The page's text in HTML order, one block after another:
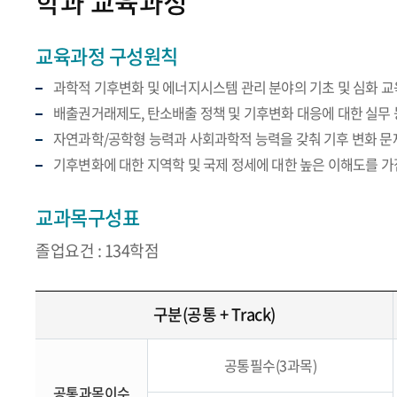
교육과정 구성원칙
과학적 기후변화 및 에너지시스템 관리 분야의 기초 및 심화
배출권거래제도, 탄소배출 정책 및 기후변화 대응에 대한 실
자연과학/공학형 능력과 사회과학적 능력을 갖춰 기후 변화
기후변화에 대한 지역학 및 국제 정세에 대한 높은 이해도를
교과목구성표
졸업요건 : 134학점
구분(공통 + Track)
공통과목이수
공통필수(3과목)